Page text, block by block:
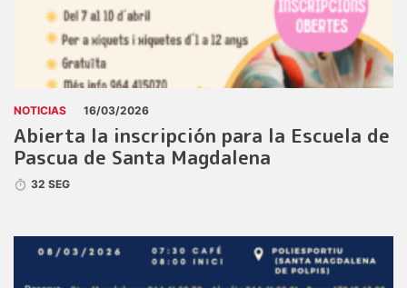
NOTICIAS 16/03/2026
Abierta la inscripción para la Escuela de
Pascua de Santa Magdalena
32 SEG